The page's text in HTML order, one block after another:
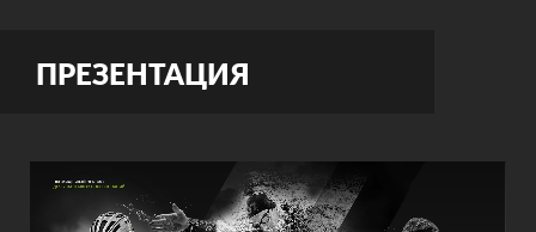
ПРЕЗЕНТАЦИЯ